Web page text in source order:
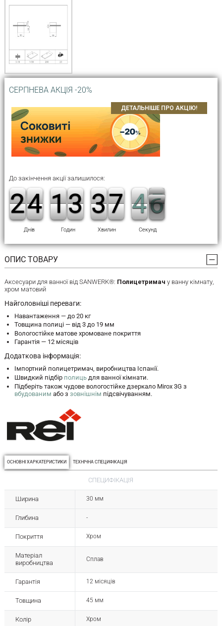
СЕРПНЕВА АКЦІЯ -20%
ДЕТАЛЬНІШЕ ПРО АКЦІЮ!
До закінчення акції залишилося:
Днів
1
1
2
23
3
4
4
Годин
1
1
1
12
2
3
3
Хвилин
2
2
3
36
6
7
7
Секунд
5
4
46
5
5
ОПИС ТОВАРУ
Аксесуари для ванної від SANWERK®: Полицетримач у ванну кімнату,
хром матовий
Найголовніші переваги:
Навантаження — до 20 кг
Товщина полиці — від 3 до 19 мм
Вологостійке матове хромоване покриття
Гарантія — 12 місяців
Додаткова інформація:
Імпортний полицетримач, виробництва Іспанії.
Швидкий підбір полицьдля ванної кімнати.
Підберіть також чудове вологостійке дзеркало Mirox 3G з
вбудованим або з зовнішнім підсвічуванням.
ОСНОВНІ ХАРКАТЕРИСТИКИ ТЕХНІЧНА СПЕЦИФІКАЦІЯ
СПЕЦИФІКАЦІЯ
Ширина 30 мм
Глибина -
Покриття Хром
Матеріал
виробництва
Сплав
Гарантія 12 місяців
Товщина 45 мм
Колір Хром